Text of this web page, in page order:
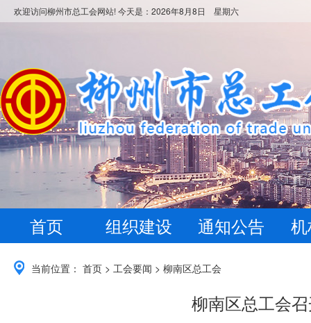
欢迎访问柳州市总工会网站! 今天是： 2026年8月8日 星期六
首页 组织建设 通知公告
当前位置： 首页 > 工会要闻 > 柳南区总工会
柳南区总工会